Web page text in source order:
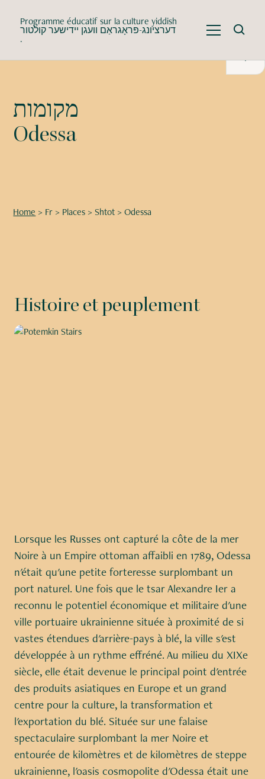
Programme éducatif sur la culture yiddish
דערציונג-פּראָגראַם וועגן יידישער קולטור
.
מקומות
Odessa
Home > Fr > Places > Shtot > Odessa
Histoire et peuplement
Lorsque les Russes ont capturé la côte de la mer
Noire à un Empire ottoman affaibli en 1789, Odessa
n'était qu'une petite forteresse surplombant un
port naturel. Une fois que le tsar Alexandre Ier a
reconnu le potentiel économique et militaire d'une
ville portuaire ukrainienne située à proximité de si
vastes étendues d'arrière-pays à blé, la ville s'est
développée à un rythme effréné. Au milieu du XIXe
siècle, elle était devenue le principal point d'entrée
des produits asiatiques en Europe et un grand
centre pour la culture, la transformation et
l'exportation du blé. Située sur une falaise
spectaculaire surplombant la mer Noire et
entourée de kilomètres et de kilomètres de steppe
ukrainienne, l'oasis cosmopolite d'Odessa était une